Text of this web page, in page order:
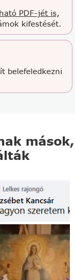
PDF-jét is,
kifestését.
belefeledkezni
mások,